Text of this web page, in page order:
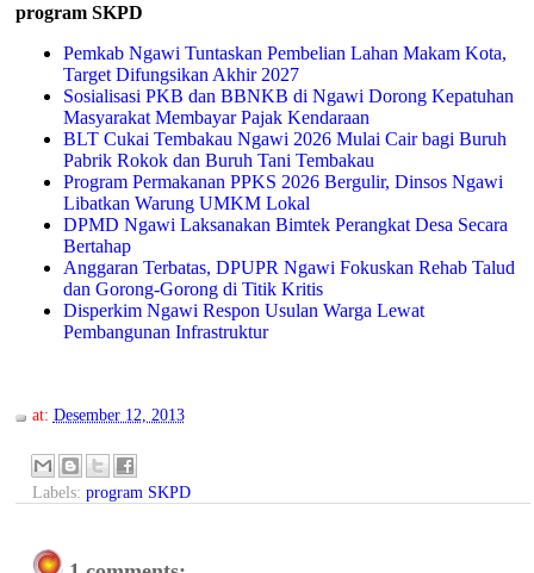
program SKPD
Pemkab Ngawi Tuntaskan Pembelian Lahan Makam Kota,
Target Difungsikan Akhir 2027
Sosialisasi PKB dan BBNKB di Ngawi Dorong Kepatuhan
Masyarakat Membayar Pajak Kendaraan
BLT Cukai Tembakau Ngawi 2026 Mulai Cair bagi Buruh
Pabrik Rokok dan Buruh Tani Tembakau
Program Permakanan PPKS 2026 Bergulir, Dinsos Ngawi
Libatkan Warung UMKM Lokal
DPMD Ngawi Laksanakan Bimtek Perangkat Desa Secara
Bertahap
Anggaran Terbatas, DPUPR Ngawi Fokuskan Rehab Talud
dan Gorong-Gorong di Titik Kritis
Disperkim Ngawi Respon Usulan Warga Lewat
Pembangunan Infrastruktur
at: Desember 12, 2013
Labels: program SKPD